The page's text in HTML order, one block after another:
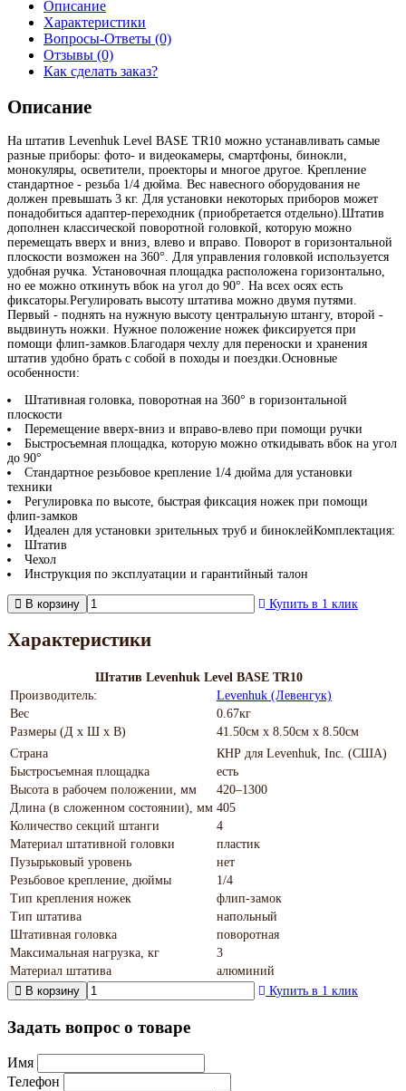
Описание
Характеристики
Вопросы-Ответы (0)
Отзывы (0)
Как сделать заказ?
Описание
На штатив Levenhuk Level BASE TR10 можно устанавливать самые
разные приборы: фото- и видеокамеры, смартфоны, бинокли,
монокуляры, осветители, проекторы и многое другое. Крепление
стандартное - резьба 1/4 дюйма. Вес навесного оборудования не
должен превышать 3 кг. Для установки некоторых приборов может
понадобиться адаптер-переходник (приобретается отдельно).Штатив
дополнен классической поворотной головкой, которую можно
перемещать вверх и вниз, влево и вправо. Поворот в горизонтальной
плоскости возможен на 360°. Для управления головкой используется
удобная ручка. Установочная площадка расположена горизонтально,
но ее можно откинуть вбок на угол до 90°. На всех осях есть
фиксаторы.Регулировать высоту штатива можно двумя путями.
Первый - поднять на нужную высоту центральную штангу, второй -
выдвинуть ножки. Нужное положение ножек фиксируется при
помощи флип-замков.Благодаря чехлу для переноски и хранения
штатив удобно брать с собой в походы и поездки.Основные
особенности:
Штативная головка, поворотная на 360° в горизонтальной
плоскости
Перемещение вверх-вниз и вправо-влево при помощи ручки
Быстросъемная площадка, которую можно откидывать вбок на угол
до 90°
Стандартное резьбовое крепление 1/4 дюйма для установки
техники
Регулировка по высоте, быстрая фиксация ножек при помощи
флип-замков
Идеален для установки зрительных труб и биноклейКомплектация:
Штатив
Чехол
Инструкция по эксплуатации и гарантийный талон
В корзину Купить в 1 клик
Характеристики
Штатив Levenhuk Level BASE TR10
Производитель:
Levenhuk (Левенгук)
Вес
0.67кг
Размеры (Д х Ш х В)
41.50см x 8.50см x 8.50см
Страна
КНР для Levenhuk, Inc. (США)
Быстросъемная площадка
есть
Высота в рабочем положении, мм
420–1300
Длина (в сложенном состоянии), мм 405
Количество секций штанги
4
Материал штативной головки
пластик
Пузырьковый уровень
нет
Резьбовое крепление, дюймы
1/4
Тип крепления ножек
флип-замок
Тип штатива
напольный
Штативная головка
поворотная
Максимальная нагрузка, кг
3
Материал штатива
алюминий
В корзину
Купить в 1 клик
Задать вопрос о товаре
Имя
Телефон